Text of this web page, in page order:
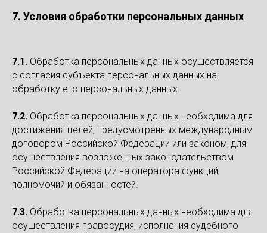
7. Условия обработки персональных данных
7.1. Обработка персональных данных осуществляется
с согласия субъекта персональных данных на
обработку его персональных данных.
7.2. Обработка персональных данных необходима для
достижения целей, предусмотренных международным
договором Российской Федерации или законом, для
осуществления возложенных законодательством
Российской Федерации на оператора функций,
полномочий и обязанностей.
7.3. Обработка персональных данных необходима для
осуществления правосудия, исполнения судебного